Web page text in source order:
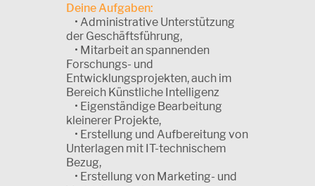
Deine Aufgaben:
• Administrative Unterstützung
der Geschäftsführung,
• Mitarbeit an spannenden
Forschungs- und
Entwicklungsprojekten, auch im
Bereich Künstliche Intelligenz
• Eigenständige Bearbeitung
kleinerer Projekte,
• Erstellung und Aufbereitung von
Unterlagen mit IT-technischem
Bezug,
• Erstellung von Marketing- und